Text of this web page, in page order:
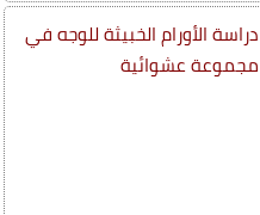
دراسة الأورام الخبيثة للوجه في
مجموعة عشوائية